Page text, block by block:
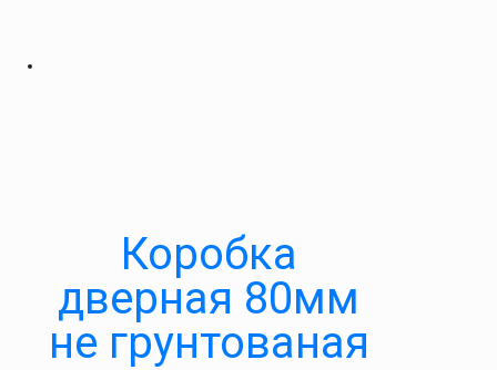
Коробка
дверная 80мм
не грунтованая